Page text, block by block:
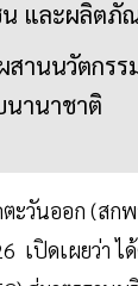
และผลิตภั
านนวัตกรร
านาชาติ
วันออก (สก
ปิดเผยว่า ไ